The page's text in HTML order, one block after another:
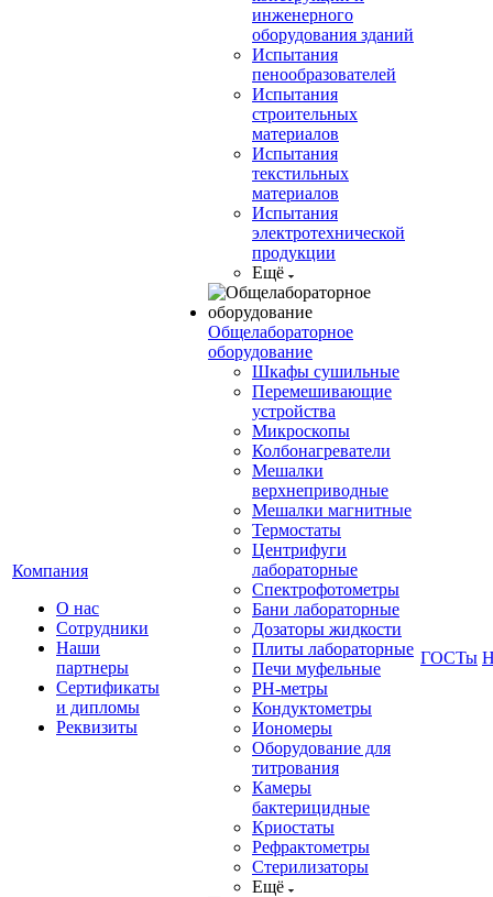
Компания
О нас
Сотрудники
Наши
партнеры
Сертификаты
и дипломы
Реквизиты
инженерного
оборудования зданий
Испытания
пенообразователей
Испытания
строительных
материалов
Испытания
текстильных
материалов
Испытания
электротехнической
продукции
Ещё
Общелабораторное
оборудование
Шкафы сушильные
Перемешивающие
устройства
Микроскопы
Колбонагреватели
Мешалки
верхнеприводные
Мешалки магнитные
Термостаты
Центрифуги
лабораторные
Спектрофотометры
Бани лабораторные
Дозаторы жидкости
Плиты лабораторные
Печи муфельные
РН-метры
Кондуктометры
Иономеры
Оборудование для
титрования
Камеры
бактерицидные
Криостаты
Рефрактометры
Стерилизаторы
Ещё
ГОСТы